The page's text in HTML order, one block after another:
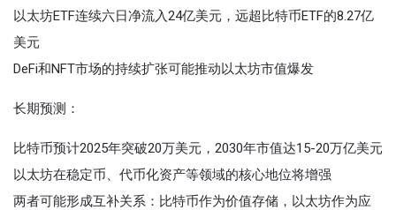
以太坊ETF连续六日净流入24亿美元，远超比特币ETF的8.27亿
美元
DeFi和NFT市场的持续扩张可能推动以太坊市值爆发
长期预测‌：
比特币预计2025年突破20万美元，2030年市值达15-20万亿美元
以太坊在稳定币、代币化资产等领域的核心地位将增强
两者可能形成互补关系：比特币作为价值存储，以太坊作为应